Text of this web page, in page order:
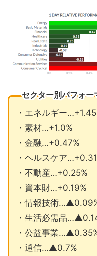
セクター別パフォー
・エネルギー
・素材…+1.0%
・金融…+0.47%
・ヘルスケア
・不動産…+0.25%
・資本財…+0.19%
・情報技術
・生活必需品
・公益事業
・通信…▲0.7%